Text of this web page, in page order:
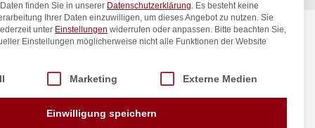
Line,
inkl. / exkl. MwSt.
finden Sie in unserer Datenschutzerklärung. Es besteht keine
Ihrer Daten einzuwilligen, um dieses Angebot zu nutzen. Sie
unter Einstellungen widerrufen oder anpassen. Bitte beachten Sie,
Einstellungen möglicherweise nicht alle Funktionen der Website
Service-Gruppen, für die eine Einwilligung erteilt werden kann.
Marketing Externe Medien
Einwilligung speichern